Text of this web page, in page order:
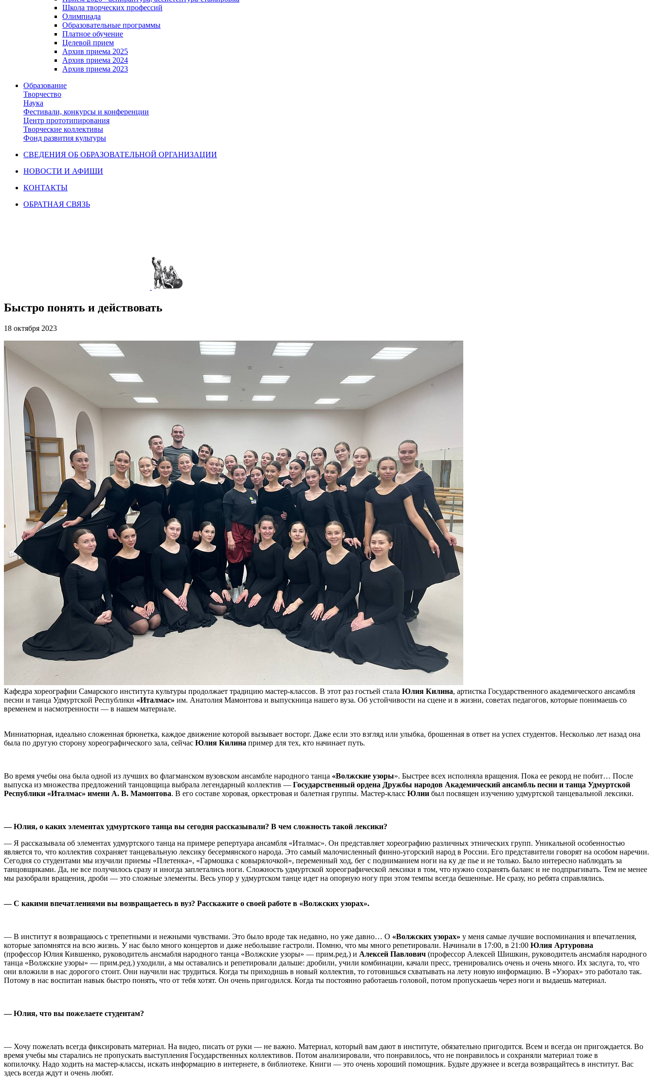
Школа творческих профессий
Олимпиада
Образовательные программы
Платное обучение
Целевой прием
Архив приема 2025
Архив приема 2024
Архив приема 2023
Образование
Творчество
Наука
Фестивали, конкурсы и конференции
Центр прототипирования
Творческие коллективы
Фонд развития культуры
СВЕДЕНИЯ ОБ ОБРАЗОВАТЕЛЬНОЙ ОРГАНИЗАЦИИ
НОВОСТИ И АФИШИ
КОНТАКТЫ
ОБРАТНАЯ СВЯЗЬ
Быстро понять и действовать
18 октября 2023
Кафедра хореографии Самарского института культуры продолжает традицию мастер-классов. В этот раз гостьей стала Юлия Килина, артистка Государственного академического ансамбля
песни и танца Удмуртской Республики «Италмас» им. Анатолия Мамонтова и выпускница нашего вуза. Об устойчивости на сцене и в жизни, советах педагогов, которые понимаешь со
временем и насмотренности — в нашем материале.
Миниатюрная, идеально сложенная брюнетка, каждое движение которой вызывает восторг. Даже если это взгляд или улыбка, брошенная в ответ на успех студентов. Несколько лет назад она
была по другую сторону хореографического зала, сейчас Юлия Килина пример для тех, кто начинает путь.
Во время учебы она была одной из лучших во флагманском вузовском ансамбле народного танца «Волжские узоры». Быстрее всех исполняла вращения. Пока ее рекорд не побит… После
выпуска из множества предложений танцовщица выбрала легендарный коллектив — Государственный ордена Дружбы народов Академический ансамбль песни и танца Удмуртской
Республики «Италмас» имени А. В. Мамонтова. В его составе хоровая, оркестровая и балетная группы. Мастер-класс Юлии был посвящен изучению удмуртской танцевальной лексики.
— Юлия, о каких элементах удмуртского танца вы сегодня рассказывали? В чем сложность такой лексики?
— Я рассказывала об элементах удмуртского танца на примере репертуара ансамбля «Италмас». Он представляет хореографию различных этнических групп. Уникальной особенностью
является то, что коллектив сохраняет танцевальную лексику бесермянского народа. Это самый малочисленный финно-угорский народ в России. Его представители говорят на особом наречии.
Сегодня со студентами мы изучили приемы «Плетенка», «Гармошка с ковырялочкой», переменный ход, бег с подниманием ноги на ку де пье и не только. Было интересно наблюдать за
танцовщиками. Да, не все получилось сразу и иногда заплетались ноги. Сложность удмуртской хореографической лексики в том, что нужно сохранять баланс и не подпрыгивать. Тем не менее
мы разобрали вращения, дроби — это сложные элементы. Весь упор у удмуртском танце идет на опорную ногу при этом темпы всегда бешенные. Не сразу, но ребята справлялись.
— С какими впечатлениями вы возвращаетесь в вуз? Расскажите о своей работе в «Волжских узорах».
— В институт я возвращаюсь с трепетными и нежными чувствами. Это было вроде так недавно, но уже давно… О «Волжских узорах» у меня самые лучшие воспоминания и впечатления,
которые запомнятся на всю жизнь. У нас было много концертов и даже небольшие гастроли. Помню, что мы много репетировали. Начинали в 17:00, в 21:00 Юлия Артуровна
(профессор Юлия Кившенко, руководитель ансмабля народного танца «Волжские узоры» — прим.ред.) и Алексей Павлович (профессор Алексей Шишкин, руководитель ансмабля народного
танца «Волжские узоры» — прим.ред.) уходили, а мы оставались и репетировали дальше: дробили, учили комбинации, качали пресс, тренировались очень и очень много. Их заслуга, то, что
они вложили в нас дорогого стоит. Они научили нас трудиться. Когда ты приходишь в новый коллектив, то готовишься схватывать на лету новую информацию. В «Узорах» это работало так.
Потому в нас воспитан навык быстро понять, что от тебя хотят. Он очень пригодился. Когда ты постоянно работаешь головой, потом пропускаешь через ноги и выдаешь материал.
— Юлия, что вы пожелаете студентам?
— Хочу пожелать всегда фиксировать материал. На видео, писать от руки — не важно. Материал, который вам дают в институте, обязательно пригодится. Всем и всегда он пригождается. Во
время учебы мы старались не пропускать выступления Государственных коллективов. Потом анализировали, что понравилось, что не понравилось и сохраняли материал тоже в
копилочку. Надо ходить на мастер-классы, искать информацию в интернете, в библиотеке. Книги — это очень хороший помощник. Будьте дружнее и всегда возвращайтесь в институт. Вас
здесь всегда ждут и очень любят.